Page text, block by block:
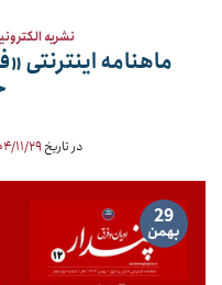
نشریه
ماهنامه اینترنتی
در تاریخ ۱۴۰۴/
29
بهمن